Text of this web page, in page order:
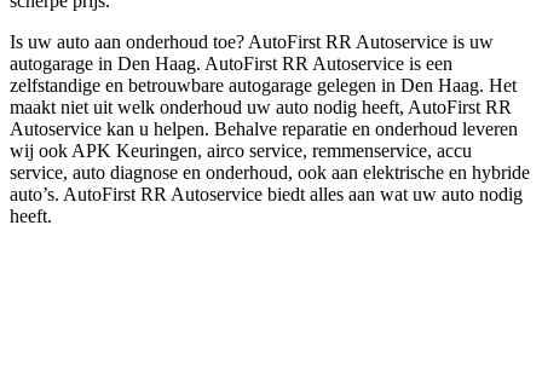
Is uw auto aan onderhoud toe? AutoFirst RR Autoservice is uw
autogarage in Den Haag. AutoFirst RR Autoservice is een
zelfstandige en betrouwbare autogarage gelegen in Den Haag. Het
maakt niet uit welk onderhoud uw auto nodig heeft, AutoFirst RR
Autoservice kan u helpen. Behalve reparatie en onderhoud leveren
wij ook APK Keuringen, airco service, remmenservice, accu
service, auto diagnose en onderhoud, ook aan elektrische en hybride
auto’s. AutoFirst RR Autoservice biedt alles aan wat uw auto nodig
heeft.